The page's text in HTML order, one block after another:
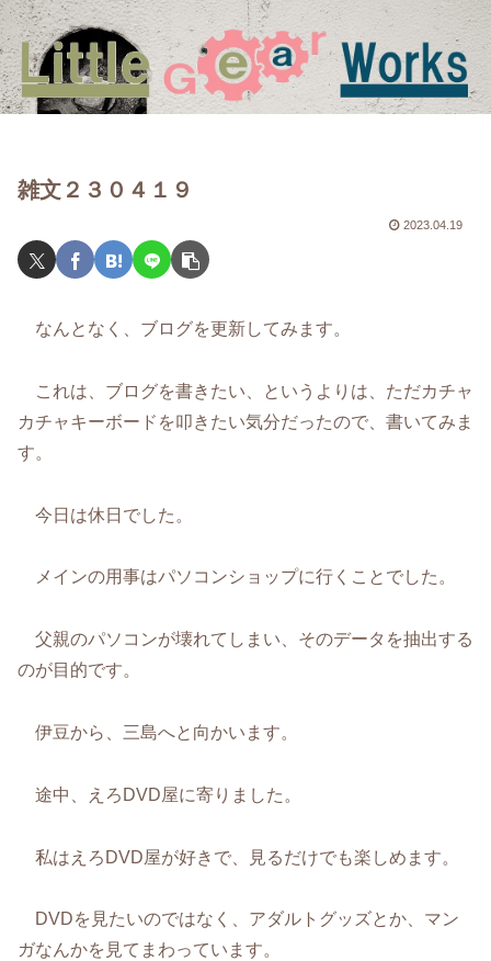
雑文２３０４１９
2023.04.19
なんとなく、ブログを更新してみます。
これは、ブログを書きたい、というよりは、ただカチャ
カチャキーボードを叩きたい気分だったので、書いてみま
す。
今日は休日でした。
メインの用事はパソコンショップに行くことでした。
父親のパソコンが壊れてしまい、そのデータを抽出する
のが目的です。
伊豆から、三島へと向かいます。
途中、えろDVD屋に寄りました。
私はえろDVD屋が好きで、見るだけでも楽しめます。
DVDを見たいのではなく、アダルトグッズとか、マン
ガなんかを見てまわっています。